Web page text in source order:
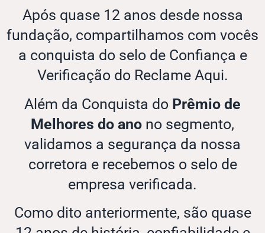
Após quase 12 anos desde nossa
fundação, compartilhamos com vocês
a conquista do selo de Confiança e
Verificação do Reclame Aqui.
Além da Conquista do Prêmio de
Melhores do ano no segmento,
validamos a segurança da nossa
corretora e recebemos o selo de
empresa verificada.
Como dito anteriormente, são quase